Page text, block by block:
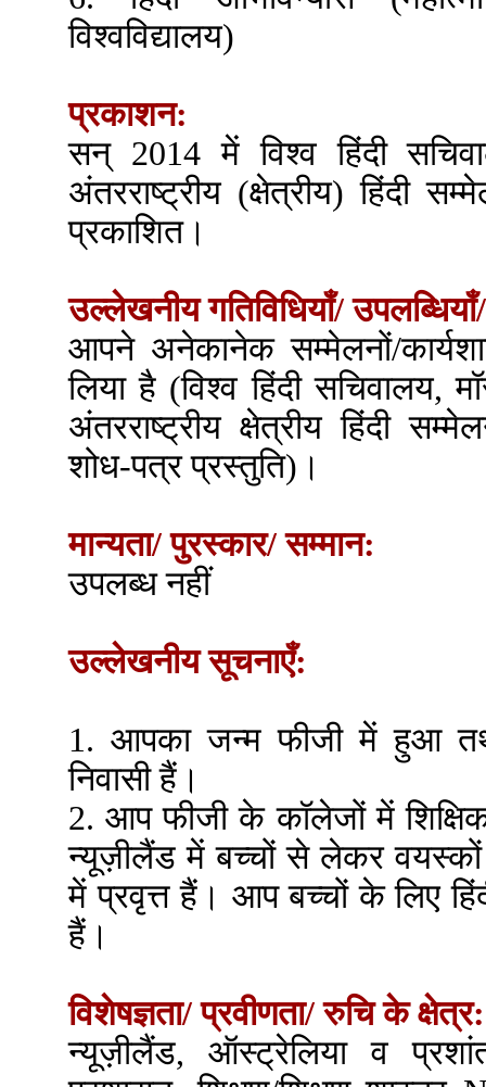
विश्वविद्यालय)
प्रकाशन:
सन् 2014 में विश्व हिंदी
अंतरराष्ट्रीय (क्षेत्रीय) हिंदी
प्रकाशित।
उल्लेखनीय गतिविधियाँ/ उपलब्धियाँ/
आपने अनेकानेक सम्मेलनों/
लिया है (विश्व हिंदी सचिवालय,
अंतरराष्ट्रीय क्षेत्रीय हिंदी
शोध-पत्र प्रस्तुति)।
मान्यता/ पुरस्कार/ सम्मान:
उपलब्ध नहीं
उल्लेखनीय सूचनाएँ:
1. आपका जन्म फीजी में हुआ
निवासी हैं।
2. आप फीजी के कॉलेजों में
न्यूज़ीलैंड में बच्चों से लेकर
में प्रवृत्त हैं। आप बच्चों के लिए
हैं।
विशेषज्ञता/ प्रवीणता/ रुचि के क्षेत्र:
न्यूज़ीलैंड, ऑस्ट्रेलिया व